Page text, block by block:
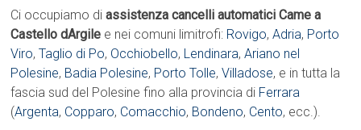
Ci occupiamo diassistenza cancelli automatici Came a
Castello dArgile e nei comuni limitrofi: Rovigo,Adria, Porto
Viro,Taglio di Po, Occhiobello, Lendinara,Ariano nel
Polesine, Badia Polesine, Porto Tolle,Villadose, e in tutta la
fascia sud del Polesine fino alla provincia di Ferrara
(Argenta, Copparo, Comacchio, Bondeno, Cento, ecc.).